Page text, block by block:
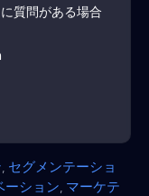
質問がある場合
セグメンテーショ
ーション マーケテ